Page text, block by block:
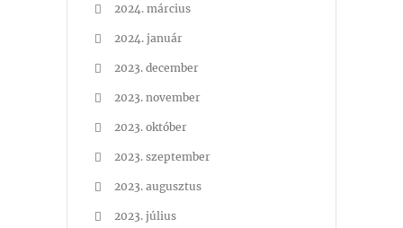
2024. március
2024. január
2023. december
2023. november
2023. október
2023. szeptember
2023. augusztus
2023. július